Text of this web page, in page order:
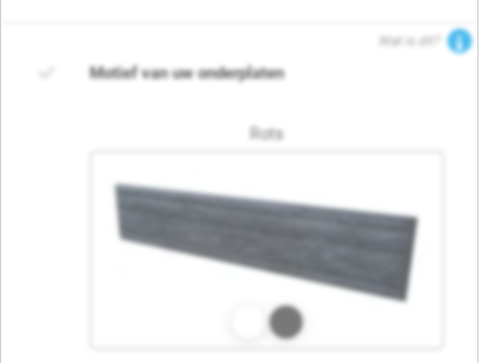
Wat is dit?
Motief van uw onderplaten
Rots